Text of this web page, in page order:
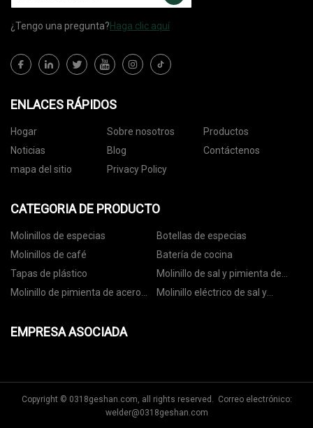
¿Tengo una pregunta?Haga clic aquí
ENLACES RÁPIDOS
Hogar Sobre nosotros
Productos
Noticias
Blog
Contáctenos
mapa del sitio
Privacy Policy
CATEGORIA DE PRODUCTO
Molinillos de especias
Botellas de especias
Molinillos de café
Batería de cocina
Tapas de plástico
Molinillo de sal y pimienta de
cerámica
Molinillo de pimienta de acero
Molinillo eléctrico de sal y
EMPRESA ASOCIADA
Copyright © 0318geshan.com, all rights reserved. Correo electrónico:
welder@0318geshan.com